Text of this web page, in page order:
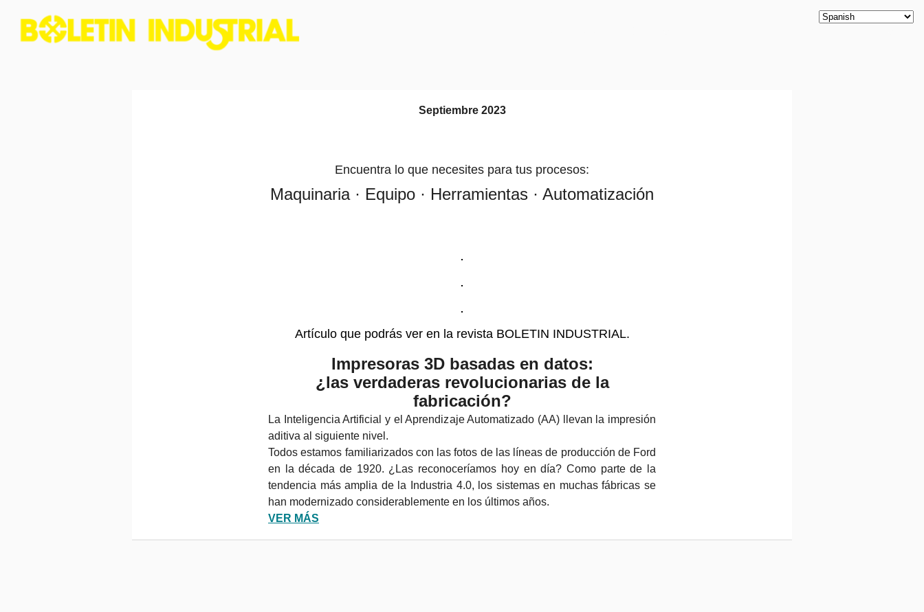
Septiembre 2023
Encuentra lo que necesites para tus procesos:
Maquinaria · Equipo · Herramientas · Automatización
Artículo que podrás ver en la revista BOLETIN INDUSTRIAL.
Impresoras 3D basadas en datos:
¿las verdaderas revolucionarias de la
fabricación?
La Inteligencia Artificial y el Aprendizaje Automatizado (AA) llevan la impresión
aditiva al siguiente nivel.
Todos estamos familiarizados con las fotos de las líneas de producción de Ford
en la década de 1920. ¿Las reconoceríamos hoy en día? Como parte de la
tendencia más amplia de la Industria 4.0, los sistemas en muchas fábricas se
han modernizado considerablemente en los últimos años.
VER MÁS